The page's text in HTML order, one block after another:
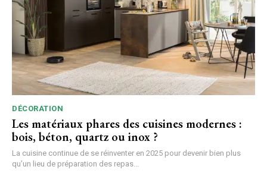
DÉCORATION
Les matériaux phares des cuisines modernes :
bois, béton, quartz ou inox ?
La cuisine continue de se réinventer en 2025 pour devenir bien plus
qu’un lieu de préparation des repas...